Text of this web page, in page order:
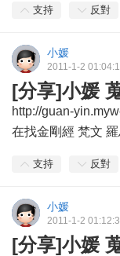
支持 反對
小媛
2011-1-2
[分享]小媛
http://guan-
在找金剛經 梵文
支持 反對
小媛
2011-1-2
[分享]小媛